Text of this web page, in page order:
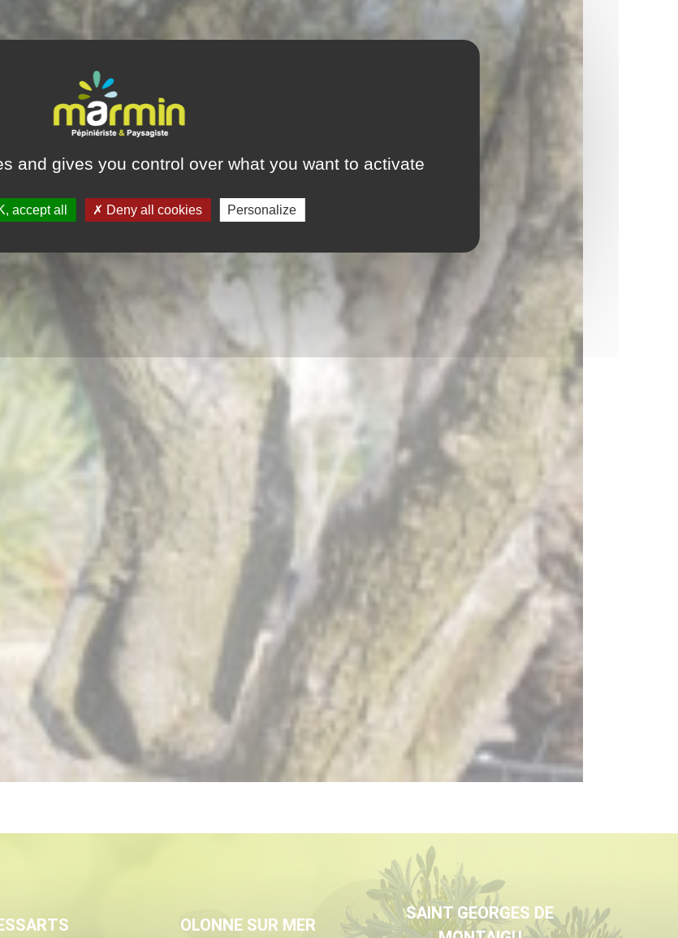
OLONNE SUR MER
SAINT GEORGES DE
and gives you control over what you want to activate
accept all Deny all cookies Personalize